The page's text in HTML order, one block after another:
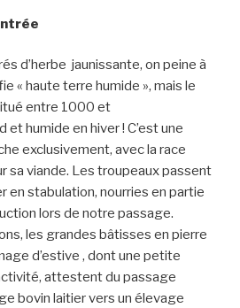
d’herbe jaunissante, on peine à
« haute terre humide », mais le
entre 1000 et
humide en hiver ! C’est une
exclusivement, avec la race
sa viande. Les troupeaux passent
en stabulation, nourries en partie
lors de notre passage.
les grandes bâtisses en pierre
d’estive , dont une petite
attestent du passage
bovin laitier vers un élevage